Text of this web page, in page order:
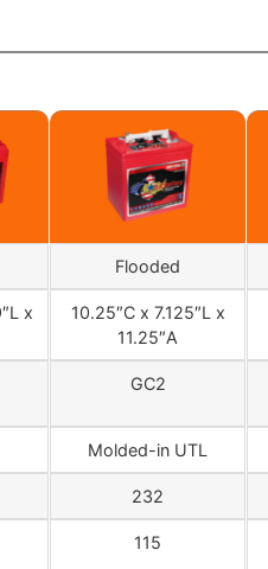
Flooded
x
10.25″C x 7.125″L x
11.25″A
GC2
Molded-in UTL
232
115